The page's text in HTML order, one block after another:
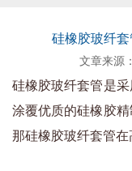
硅橡胶玻纤
文章来源
硅橡胶玻纤套管是
涂覆优质的硅橡胶
那硅橡胶玻纤套管